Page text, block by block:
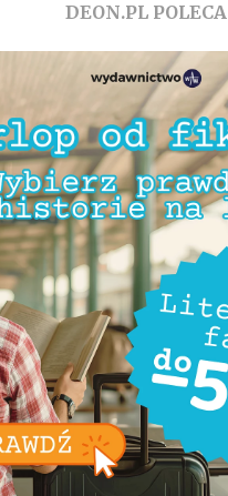
DEON.PL POLECA